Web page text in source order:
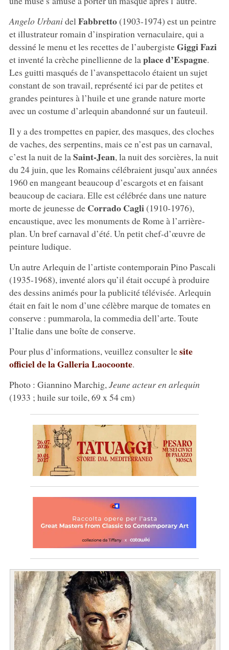
Angelo Urbanidel Fabbretto(1903-1974) est un peintre
et illustrateur romain d’inspiration vernaculaire, qui a
dessiné le menu et les recettes de l’aubergisteGiggi Fazi
et inventé la crèche pinellienne de la place d’Espagne.
Les guitti masqués de l’avanspettacolo étaient un sujet
constant de son travail, représenté ici par de petites et
grandes peintures à l’huile et une grande nature morte
avec un costume d’arlequin abandonné sur un fauteuil.
Il y a des trompettes en papier, des masques, des cloches
de vaches, des serpentins, mais ce n’est pas un carnaval,
c’est la nuit de la Saint-Jean, la nuit des sorcières, la nuit
du 24 juin, que les Romains célébraient jusqu’aux années
1960 en mangeant beaucoup d’escargots et en faisant
beaucoup de caciara. Elle est célébrée dans une nature
morte de jeunesse de Corrado Cagli(1910-1976),
encaustique, avec les monuments de Rome à l’arrière-
plan. Un bref carnaval d’été. Un petit chef-d’œuvre de
peinture ludique.
Un autre Arlequin de l’artiste contemporain Pino Pascali
(1935-1968), inventé alors qu’il était occupé à produire
des dessins animés pour la publicité télévisée. Arlequin
était en fait le nom d’une célèbre marque de tomates en
conserve : pummarola, la commedia dell’arte. Toute
l’Italie dans une boîte de conserve.
Pour plus d’informations, veuillez consulter lesite
officiel de la Galleria Laocoonte.
Photo : Giannino Marchig, Jeune acteur en arlequin
(1933 ; huile sur toile, 69 x 54 cm)